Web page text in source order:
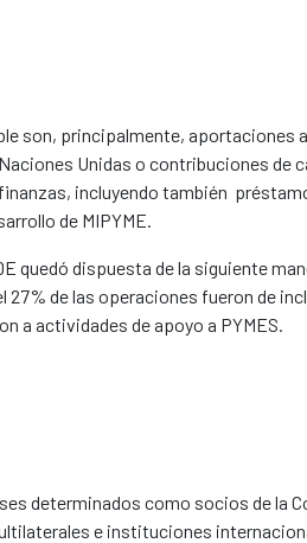
son, principalmente,
Unidas o contribuciones de
incluyendo también
de MIPYME.
quedó dispuesta de la siguiente
de las operaciones fueron de
a actividades de apoyo a PYMES.
determinados como socios de la
e instituciones